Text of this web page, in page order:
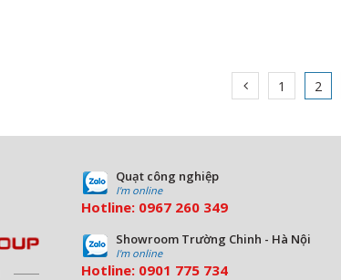
1 2
Quạt công nghiệp
I'm online
Hotline: 0967 260 349
Showroom Trường Chinh - Hà Nội
I'm online
Hotline: 0901 775 734